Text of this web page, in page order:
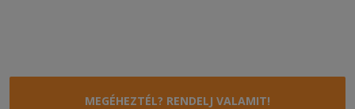
MEGÉHEZTÉL? RENDELJ VALAMIT!